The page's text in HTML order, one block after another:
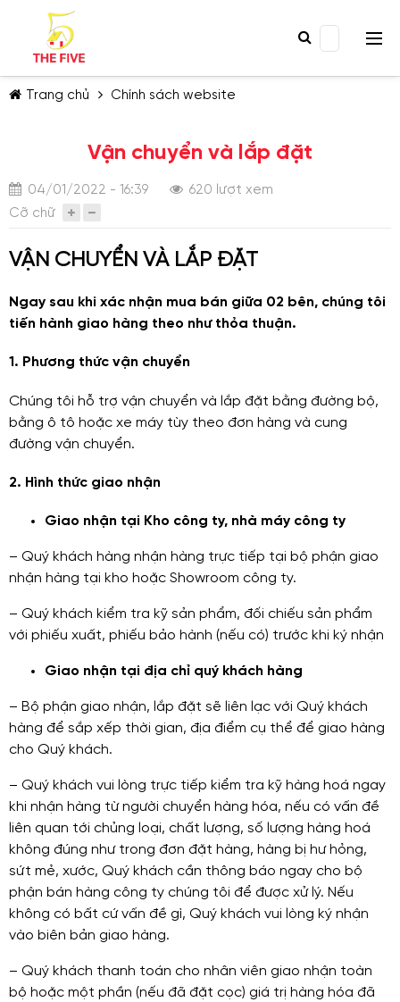
Trang chủ Chính sách website
Vận chuyển và lắp đặt
04/01/2022 - 16:39
620 lượt xem
Cỡ chữ
VẬN CHUYỂN VÀ LẮP ĐẶT
Ngay sau khi xác nhận mua bán giữa 02 bên, chúng tôi
tiến hành giao hàng theo như thỏa thuận.
1. Phương thức vận chuyển
Chúng tôi hỗ trợ vận chuyển và lắp đặt bằng đường bộ,
bằng ô tô hoặc xe máy tùy theo đơn hàng và cung
đường vận chuyển.
2. Hình thức giao nhận
Giao nhận tại Kho công ty, nhà máy công ty
– Quý khách hàng nhận hàng trực tiếp tại bộ phận giao
nhận hàng tại kho hoặc Showroom công ty.
– Quý khách kiểm tra kỹ sản phẩm, đối chiếu sản phẩm
với phiếu xuất, phiếu bảo hành (nếu có) trước khi ký nhận
Giao nhận tại địa chỉ quý khách hàng
– Bộ phận giao nhận, lắp đặt sẽ liên lạc với Quý khách
hàng để sắp xếp thời gian, địa điểm cụ thể để giao hàng
cho Quý khách.
– Quý khách vui lòng trực tiếp kiểm tra kỹ hàng hoá ngay
khi nhận hàng từ người chuyển hàng hóa, nếu có vấn đề
liên quan tới chủng loại, chất lượng, số lượng hàng hoá
không đúng như trong đơn đặt hàng, hàng bị hư hỏng,
sứt mẻ, xước, Quý khách cần thông báo ngay cho bộ
phận bán hàng công ty chúng tôi để được xử lý. Nếu
không có bất cứ vấn đề gì, Quý khách vui lòng ký nhận
vào biên bản giao hàng.
– Quý khách thanh toán cho nhân viên giao nhận toàn
bộ hoặc một phần (nếu đã đặt cọc) giá trị hàng hóa đã